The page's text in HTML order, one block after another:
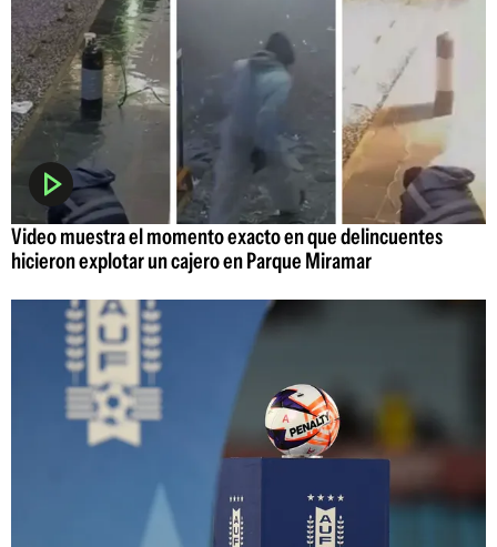
Video muestra el momento exacto en que delincuentes
hicieron explotar un cajero en Parque Miramar